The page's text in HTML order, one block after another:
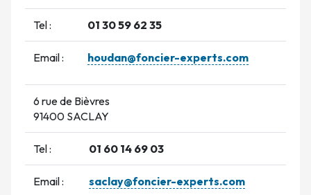
Tel : 01 30 59 62 35
Email : houdan@foncier-experts.com
6 rue de Bièvres
91400 SACLAY
Tel : 01 60 14 69 03
Email : saclay@foncier-experts.com